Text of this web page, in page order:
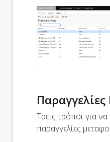
Τρεις τρόποι για
παραγγελίες